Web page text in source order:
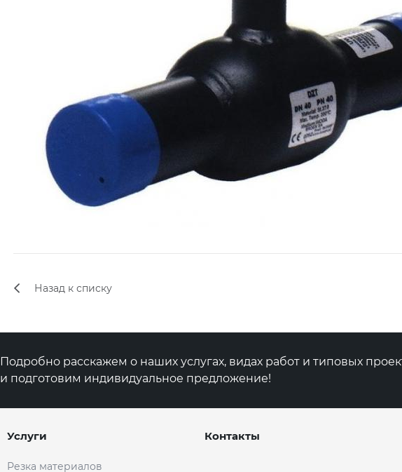
Назад к списку
Подробно расскажем о наших услугах, видах работ и типовых
и подготовим индивидуальное предложение!
Услуги
Резка материалов
Контакты